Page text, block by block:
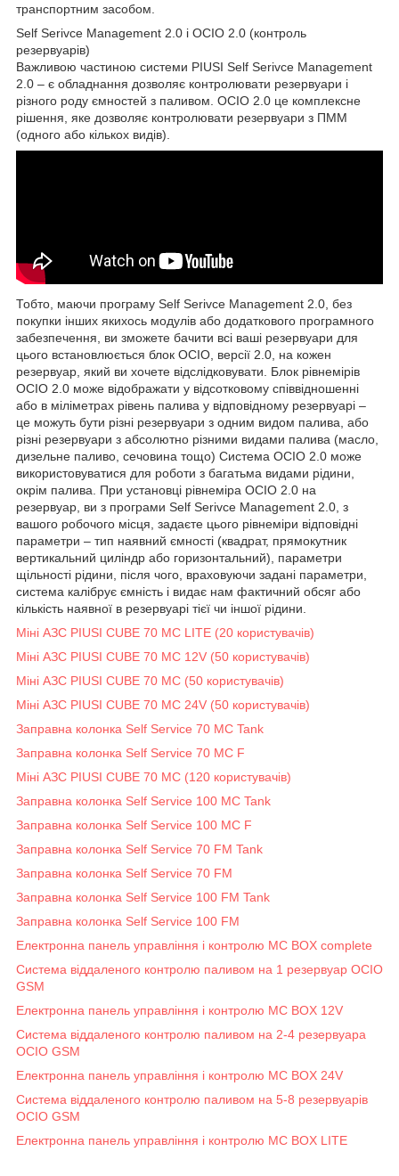
транспортним засобом.
Self Serivce Management 2.0 і OCIO 2.0 (контроль
резервуарів)
Важливою частиною системи PIUSI Self Serivce Management
2.0 – є обладнання дозволяє контролювати резервуари і
різного роду ємностей з паливом. OCIO 2.0 це комплексне
рішення, яке дозволяє контролювати резервуари з ПММ
(одного або кількох видів).
Тобто, маючи програму Self Serivce Management 2.0, без
покупки інших якихось модулів або додаткового програмного
забезпечення, ви зможете бачити всі ваші резервуари для
цього встановлюється блок OCIO, версії 2.0, на кожен
резервуар, який ви хочете відслідковувати. Блок рівнемірів
OCIO 2.0 може відображати у відсотковому співвідношенні
або в міліметрах рівень палива у відповідному резервуарі –
це можуть бути різні резервуари з одним видом палива, або
різні резервуари з абсолютно різними видами палива (масло,
дизельне паливо, сечовина тощо) Система OCIO 2.0 може
використовуватися для роботи з багатьма видами рідини,
окрім палива. При установці рівнеміра OCIO 2.0 на
резервуар, ви з програми Self Serivce Management 2.0, з
вашого робочого місця, задаєте цього рівнеміри відповідні
параметри – тип наявний ємності (квадрат, прямокутник
вертикальний циліндр або горизонтальний), параметри
щільності рідини, після чого, враховуючи задані параметри,
система калібрує ємність і видає нам фактичний обсяг або
кількість наявної в резервуарі тієї чи іншої рідини.
Міні АЗС PIUSI CUBE 70 MC LITE (20 користувачів)
Міні АЗС PIUSI CUBE 70 MC 12V (50 користувачів)
Міні АЗС PIUSI CUBE 70 MC (50 користувачів)
Міні АЗС PIUSI CUBE 70 MC 24V (50 користувачів)
Заправна колонка Self Service 70 MC Tank
Заправна колонка Self Service 70 MC F
Міні АЗС PIUSI CUBE 70 MC (120 користувачів)
Заправна колонка Self Service 100 MC Tank
Заправна колонка Self Service 100 MC F
Заправна колонка Self Service 70 FM Tank
Заправна колонка Self Service 70 FM
Заправна колонка Self Service 100 FM Tank
Заправна колонка Self Service 100 FM
Електронна панель управління і контролю MC BOX complete
Система віддаленого контролю паливом на 1 резервуар OCIO
GSM
Електронна панель управління і контролю MC BOX 12V
Система віддаленого контролю паливом на 2-4 резервуара
OCIO GSM
Електронна панель управління і контролю MC BOX 24V
Система віддаленого контролю паливом на 5-8 резервуарів
OCIO GSM
Електронна панель управління і контролю MC BOX LITE